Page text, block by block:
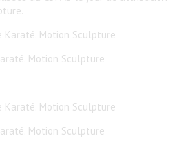
Motion Sculpture
Motion Sculpture